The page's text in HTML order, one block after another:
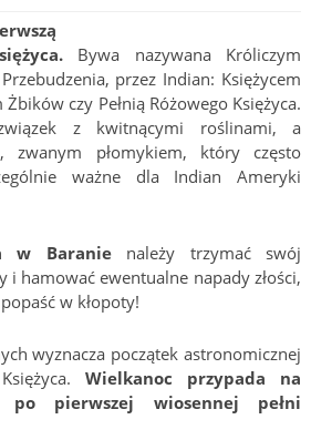
Bywa nazywana Króliczym
przez Indian: Księżycem
czy Pełnią Różowego Księżyca.
z kwitnącymi roślinami, a
zwanym płomykiem, który często
ważne dla Indian Ameryki
w Baranienależy trzymać swój
hamować ewentualne napady złości,
w kłopoty!
wyznacza początek astronomicznej
Wielkanoc przypada na
po pierwszej wiosennej pełni